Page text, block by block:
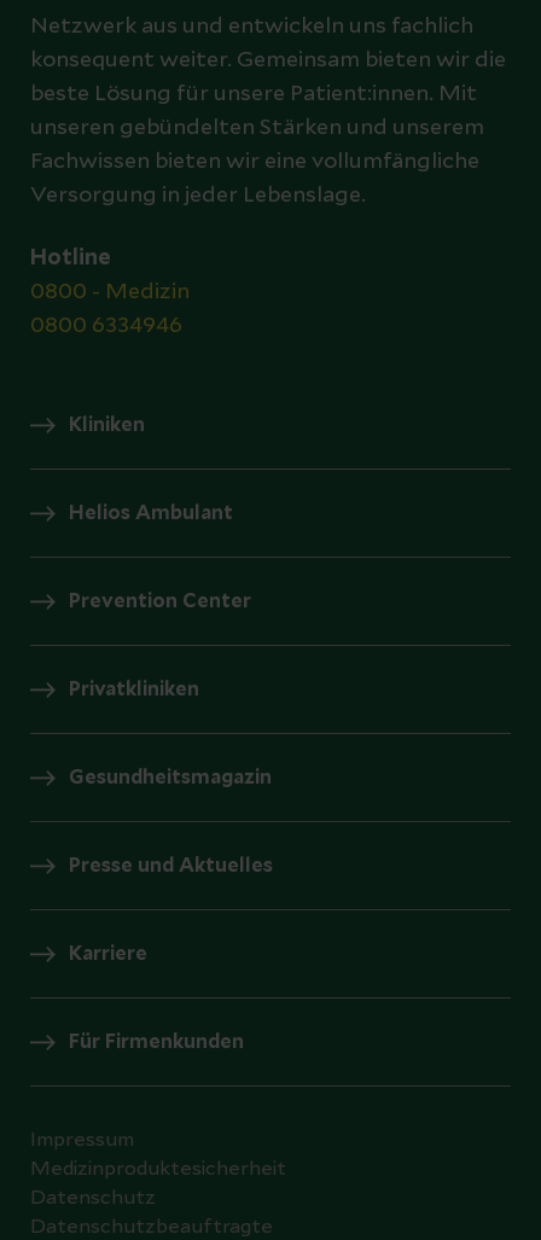
Netzwerk aus und entwickeln uns fachlich
konsequent weiter. Gemeinsam bieten wir die
beste Lösung für unsere Patient:innen. Mit
unseren gebündelten Stärken und unserem
Fachwissen bieten wir eine vollumfängliche
Versorgung in jeder Lebenslage.
Hotline
0800 - Medizin
0800 6334946
Kliniken
Helios Ambulant
Prevention Center
Privatkliniken
Gesundheitsmagazin
Presse und Aktuelles
Karriere
Für Firmenkunden
Impressum
Medizinproduktesicherheit
Datenschutz
Datenschutzbeauftragte